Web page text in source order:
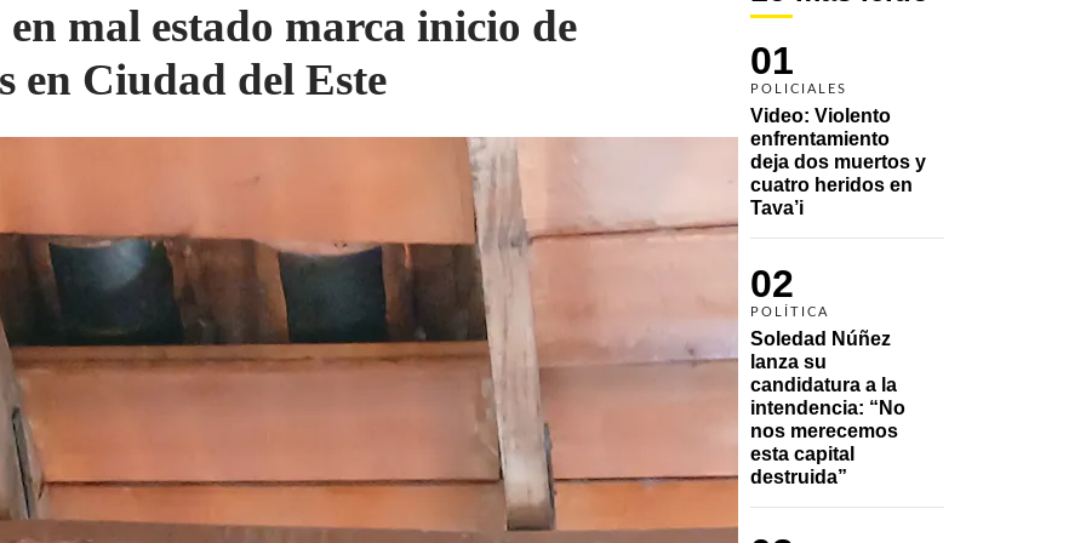
01
POLICIALES
Video: Violento
enfrentamiento
deja dos muertos y
cuatro heridos en
Tava’i
02
POLÍTICA
Soledad Núñez
lanza su
candidatura a la
intendencia: “No
nos merecemos
esta capital
destruida”
mal estado marca inicio de
en Ciudad del Este